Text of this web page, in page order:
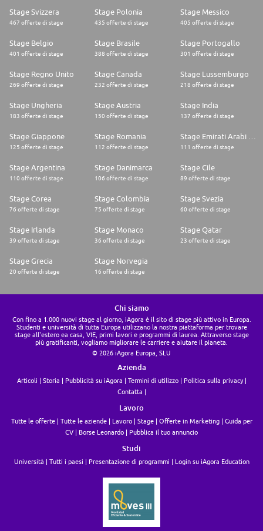
Stage Svizzera
467 offerte di stage
Stage Polonia
435 offerte di stage
Stage Messico
405 offerte di stage
Stage Belgio
401 offerte di stage
Stage Brasile
388 offerte di stage
Stage Portogallo
301 offerte di stage
Stage Regno Unito
269 offerte di stage
Stage Canada
232 offerte di stage
Stage Lussemburgo
218 offerte di stage
Stage Ungheria
183 offerte di stage
Stage Austria
150 offerte di stage
Stage India
137 offerte di stage
Stage Giappone
125 offerte di stage
Stage Romania
112 offerte di stage 111 offerte di stage
Stage Argentina
110 offerte di stage
Stage Danimarca
106 offerte di stage
Stage Cile
89 offerte di stage
Stage Corea
76 offerte di stage
Stage Colombia
75 offerte di stage
Stage Svezia
60 offerte di stage
Stage Irlanda
39 offerte di stage
Stage Monaco
36 offerte di stage
Stage Qatar
23 offerte di stage
Stage Grecia
20 offerte di stage
Stage Norvegia
16 offerte di stage
Chi siamo
Con fino a 1.000 nuovi stage al giorno, iAgora è il sito di stage più attivo in Europa.
Studenti e università di tutta Europa utilizzano la nostra piattaforma per trovare
stage all'estero ea casa, VIE, primi lavori e programmi di laurea. Attraverso stage
più gratificanti, vogliamo migliorare le carriere e aiutare il pianeta.
© 2026 iAgora Europa, SLU
Azienda
Articoli Storia Pubblicità su iAgora Termini di utilizzo
Politica sulla privacy
Contatta
Lavoro
Tutte le offerte Tutte le aziende Lavoro Stage Offerte in Marketing
Guida per
CV
Borse Leonardo Pubblica il tuo annuncio
Studi
Università Tutti i paesi Presentazione di programmi Login su iAgora Education